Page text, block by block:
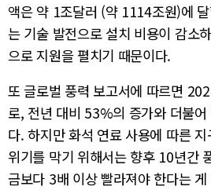
액은 약 1조달러 (약 1114조원)에
는 기술 발전으로 설치 비용이 감소
으로 지원을 펼치기 때문이다.
또 글로벌 풍력 보고서에 따르면
로, 전년 대비 53%의 증가와 더불
다. 하지만 화석 연료 사용에 따른
위기를 막기 위해서는 향후 10년간
금보다 3배 이상 빨라져야 한다는